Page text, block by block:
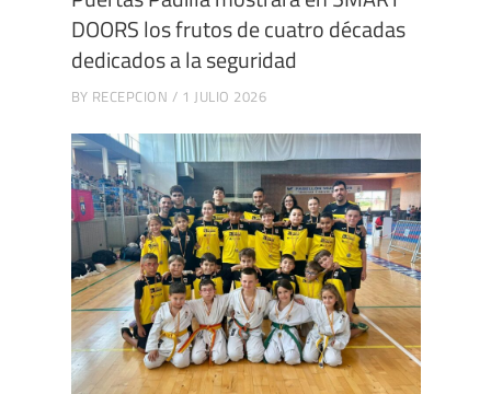
DOORS los frutos de cuatro décadas
dedicados a la seguridad
BY RECEPCION 1 JULIO 2026